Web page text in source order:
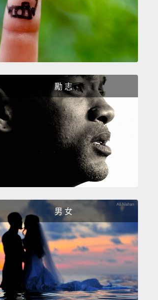
the round,
and we finish on a
Sudden Death!
手的狀態!你們知道這代表什麼
!
tweet.
It was sold recently as
Closest answer wins! Nancy?
勝!Nancy 你的答案是？
勵 志
男 女